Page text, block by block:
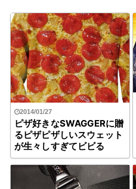
2014/01/27
ピザ好きなSWAGGERに贈
るピザピザしいスウェット
が生々しすぎてビビる